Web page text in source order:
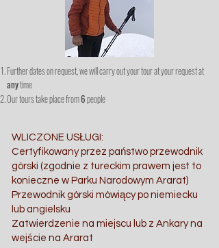
Further dates on request, we will carry out your tour at your request at
anytime
Our tours take place from6people
WLICZONE USŁUGI:
Certyfikowany przez państwo przewodnik
górski (zgodnie z tureckim prawem jest to
konieczne w Parku Narodowym Ararat)
Przewodnik górski mówiący po niemiecku
lub angielsku
Zatwierdzenie na miejscu lub z Ankary na
wejście na Ararat